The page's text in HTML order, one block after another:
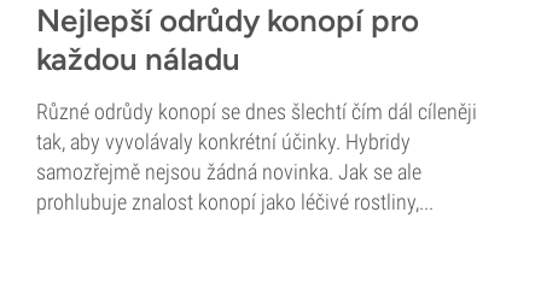
Nejlepší odrůdy konopí pro
každou náladu
Různé odrůdy konopí se dnes šlechtí čím dál cíleněji
tak, aby vyvolávaly konkrétní účinky. Hybridy
samozřejmě nejsou žádná novinka. Jak se ale
prohlubuje znalost konopí jako léčivé rostliny,...